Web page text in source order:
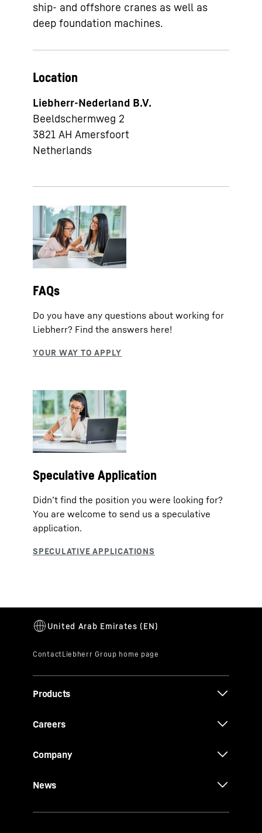
ship- and offshore cranes as well as
deep foundation machines.
Location
Liebherr-Nederland B.V.
Beeldschermweg 2
3821 AH Amersfoort
Netherlands
FAQs
Do you have any questions about working for
Liebherr? Find the answers here!
Speculative Application
Didn’t find the position you were looking for?
You are welcome to send us a speculative
application.
Products
Careers
Company
News